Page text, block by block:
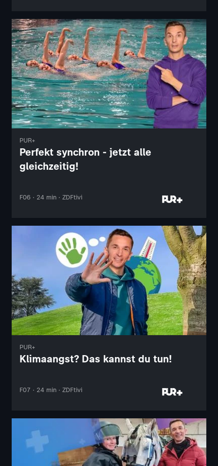
PUR+
Perfekt synchron - jetzt alle
gleichzeitig!
F06 · 24 min · ZDFtivi
PUR+
Klimaangst? Das kannst du tun!
F07 · 24 min · ZDFtivi